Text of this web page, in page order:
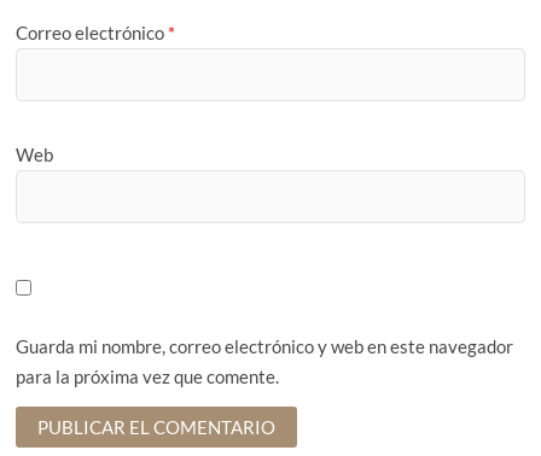
Correo electrónico *
Web
Guarda mi nombre, correo electrónico y web en este navegador
para la próxima vez que comente.